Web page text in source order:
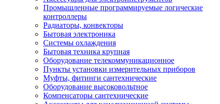
Промышленные программируемые логические
контроллеры
Радиаторы, конвекторы
Бытовая электроника
Системы охлаждения
Бытовая техника крупная
Оборудование телекоммуникационное
Пункты установки измерительных приборов
Муфты, фитинги сантехнические
Оборудование высоковольтное
Компенсаторы сантехнические